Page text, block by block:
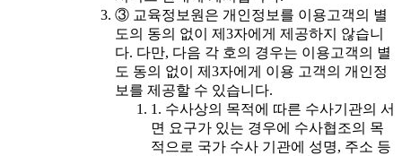
③ 교육정보원은 개인정보를 이용고객의 별
도의 동의 없이 제3자에게 제공하지 않습니
다. 다만, 다음 각 호의 경우는 이용고객의 별
도 동의 없이 제3자에게 이용 고객의 개인정
보를 제공할 수 있습니다.
1. 수사상의 목적에 따른 수사기관의 서
면 요구가 있는 경우에 수사협조의 목
적으로 국가 수사 기관에 성명, 주소 등